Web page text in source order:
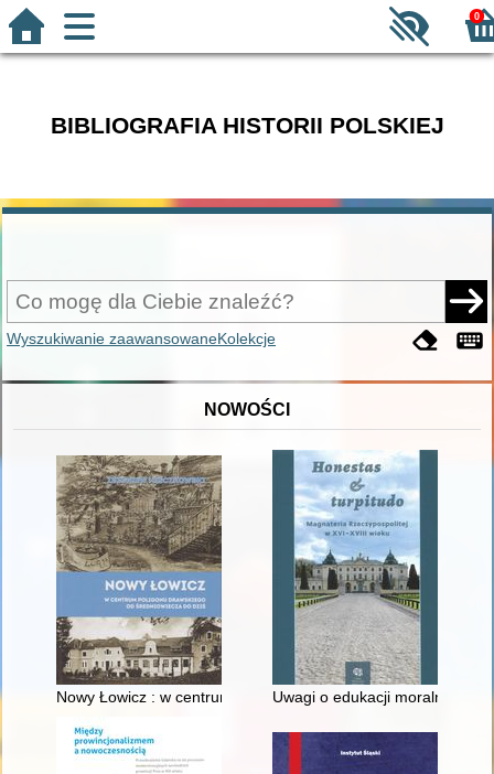
0
BIBLIOGRAFIA HISTORII POLSKIEJ
Wyszukiwanie zaawansowaneKolekcje
NOWOŚCI
Nowy Łowicz : w centrum poligonu drawskiego od
Uwagi o edukacji moralnej